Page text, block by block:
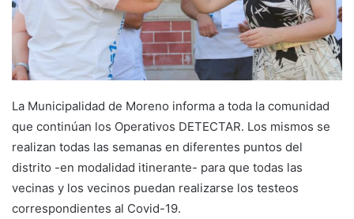
La Municipalidad de Moreno informa a toda la comunidad
que continúan los Operativos DETECTAR. Los mismos se
realizan todas las semanas en diferentes puntos del
distrito -en modalidad itinerante- para que todas las
vecinas y los vecinos puedan realizarse los testeos
correspondientes al Covid-19.